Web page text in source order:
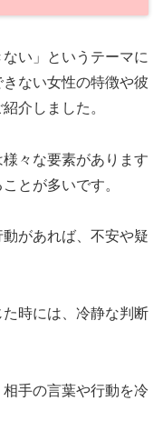
い」というテーマに
ない女性の特徴や彼
介しました。
々な要素があります
とが多いです。
があれば、不安や疑
時には、冷静な判断
手の言葉や行動を冷